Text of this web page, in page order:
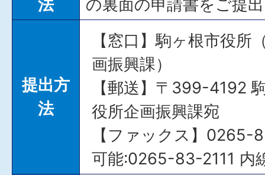
法
の裏面の申請書をご提
提出方
法
【窓口】駒ヶ根市役所
画振興課）
【郵送】〒399-4192
役所企画振興課宛
【ファックス】
可能:0265-83-2111 内